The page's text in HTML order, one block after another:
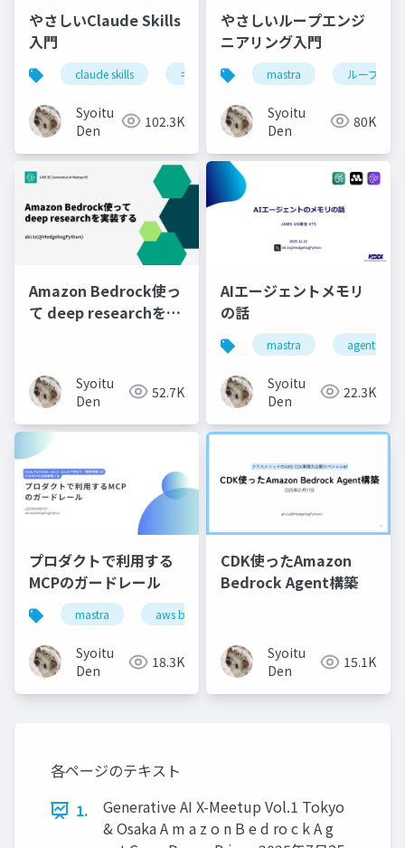
やさしいClaude Skills
入門
claude skills キミガタリ agent skills
Syoitu
Den
102.3K
やさしいループエンジ
ニアリング入門
mastra ループエン
Syoitu
Den
80K
Amazon Bedrock使っ
て deep researchを実
Syoitu
Den
52.7K
AIエージェントメモリ
の話
mastra agentcore
Syoitu
Den
22.3K
プロダクトで利用する
MCPのガードレール
mastra aws bedrock guardrails
Syoitu
Den
18.3K
CDK使ったAmazon
Bedrock Agent構築
Syoitu
Den
15.1K
各ページのテキスト
1.
Generative AI X-Meetup Vol.1 Tokyo
& Osaka A m a z o n B e d ro c k A g